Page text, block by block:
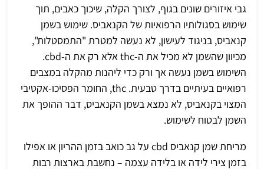
גבי איזורים שונים בגוף, לצורך הקלה, שיכוך כאבים, תוך
שימוש בסגולותיו הרפואיות של הקנאביס. שימוש בשמן
קנאביס, בניגוד לעישון, לא נעשה למטרת "התמסטלות",
מכיוון שהשמן לא מכיל את ה-thc אלא רק את ה-cbd.
השימוש בשמן נעשה אך ורק כדי ליהנות מהקלה במצבים
רפואיים בעיתיים בדרך טבעית. thc, החומר הפסיכו-אקטיבי
המצוי בקנאביס, לא נמצא בשמן הקנאביס, דבר ההופך את
השמן לבטוח לשימוש.
מריחת שמן קנאביס cbd על גב כואב בזמן ההריון או אפילו
בזמן צירי לידה או בלידה עצמה – נחשבת בארצות רבות